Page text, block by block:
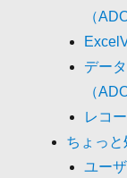
（
デー
（
レコ
ちょっと
ユー